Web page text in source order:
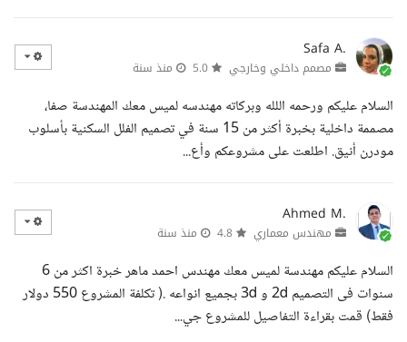
Safa A.
مصمم داخلي وخارجي منذ سنة
السلام عليكم ورحمه اللله وبركاته مهندسه لميس معك المهندسة صفا،
مصممة داخلية بخبرة أكثر من 15 سنة في تصميم الفلل السكنية بأسلوب
مودرن أنيق. اطلعت على مشروعكم وأع...
Ahmed M.
مهندس معماري منذ سنة
السلام عليكم مهندسة لميس معك مهندس احمد ماهر خبرة اكثر من 6
سنوات فى التصميم 2d و 3d بجميع انواعه .( تكلفة المشروع 550 دولار
فقط) قمت بقراءة التفاصيل للمشروع جي...